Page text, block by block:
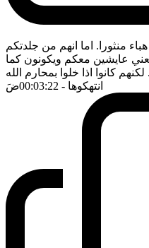
منثورا. اما انهم من جلدتكم
عايشين معكم ويكونون كما
كانوا اذا خلوا بمحارم الله
انتهكوها - 00:03:22 ضَ